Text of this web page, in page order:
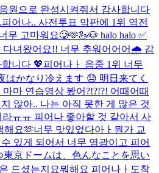
원으로 완성시켜줘서 감사합니다
피어나.. 사전투표 막판에 1위 역전
무 고마워요🥲🫶🦢🐶 halo halo ✅
다녀왔어요!! 너무 추워어어어🌧️ 감
니다 💖​피어나ㅏ 음중 1위 너무
かなり冷えます 😓 明日来てく
마 연습영상 봤어?!?!?! 어때어때
않아.. 나는 아직 못한 게 많은 것
ㅠㅠ 피어나 좋아할 것 같아서 사
해요🫶너무 맛있었다아ㅏ 뭔가 교
있게 되어서 너무 영광이고 피어
京ドームは、色んなことを思い
드셨는지요뭐해요 피어나ㅏ 도착